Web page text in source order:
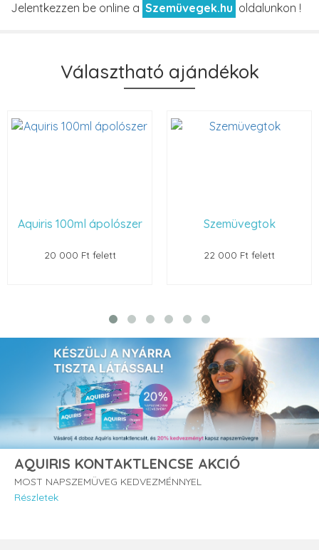
Jelentkezzen be online a Szemüvegek.hu oldalunkon !
Választható ajándékok
Aquiris 100ml ápolószer
20 000 Ft felett
Szemüvegtok
22 000 Ft felett
AQUIRIS KONTAKTLENCSE AKCIÓ
MOST NAPSZEMÜVEG KEDVEZMÉNNYEL
Részletek